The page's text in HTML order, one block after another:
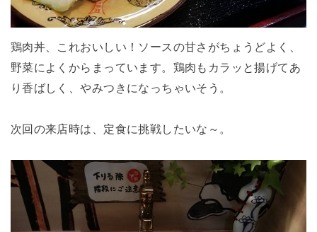
鶏肉丼、これおいしい！ソースの甘さがちょうどよく、
野菜によくからまっています。鶏肉もカラッと揚げてあ
り香ばしく、やみつきになっちゃいそう。
次回の来店時は、定食に挑戦したいな～。